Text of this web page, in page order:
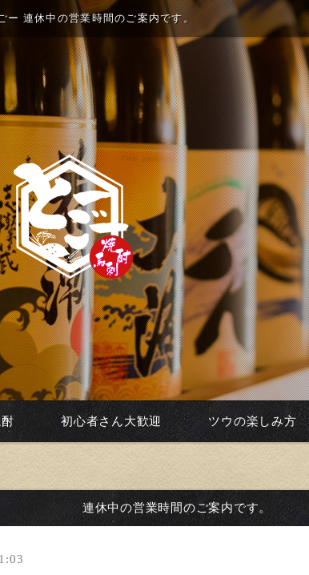
ー 連休中の営業時間のご案内です。
初心者さん大歓迎 ツウの楽しみ方
連休中の営業時間のご案内です。